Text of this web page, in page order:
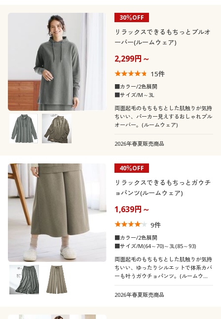
30％OFF
リラックスできるもちっとプルオ
ーバー(ルームウェア)
2,299円～
15件
■カラー/2色展開
■サイズ/M～3L
両面起毛のもちもちとした肌触りが気持
ちいい、パーカー見えするおしゃれプル
オーバー。(ルームウェア)
2026年春夏販売商品
40％OFF
リラックスできるもちっとガウチ
ョパンツ(ルームウェア)
1,639円～
9件
■カラー/2色展開
■サイズ/M(64～70)～3L(85～93)
両面起毛のもちもちとした肌触りが気持
ちいい、ゆったりシルエットで体系カバ
ーも叶うガウチョパンツ。(ルームウェ
ア)
2026年春夏販売商品